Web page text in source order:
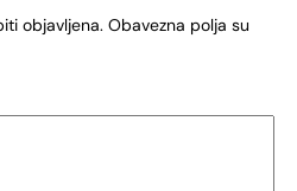
objavljena. Obavezna polja su